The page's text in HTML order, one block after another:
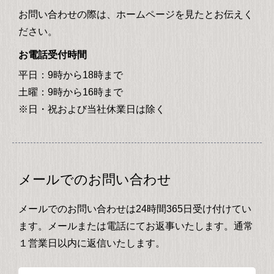
お問い合わせの際は、ホームページを見たとお伝えく
ださい。
お電話受付時間
平日：9時から18時まで
土曜：9時から16時まで
※日・祝および当社休業日は除く
メールでのお問い合わせ
メールでのお問い合わせは24時間365日受け付けてい
ます。メールまたは電話にてお返事いたします。通常
１営業日以内に返信いたします。